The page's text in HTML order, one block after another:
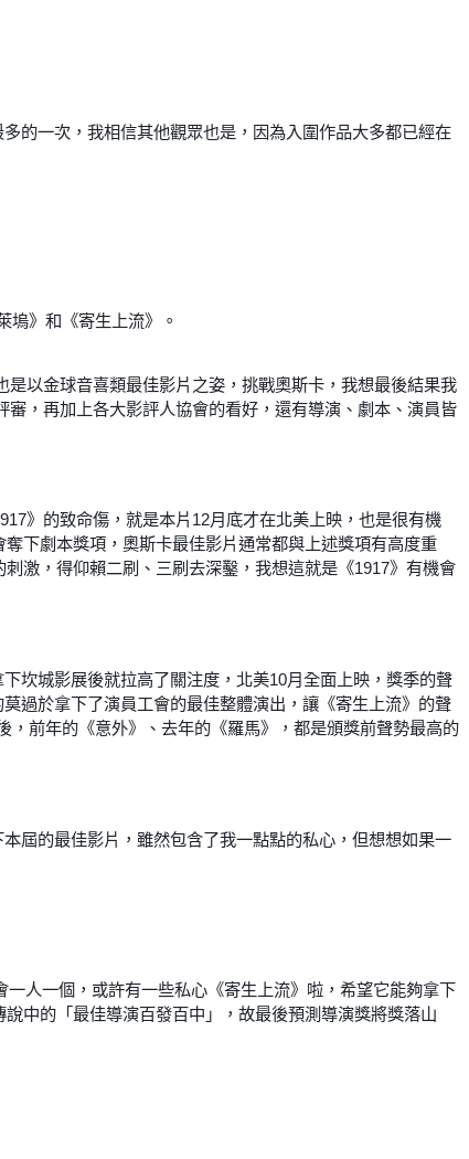
的一次，我相信其他觀眾也是，因為入圍作品大多都已經在
塢》和《寄生上流》。
以金球音喜類最佳影片之姿，挑戰奧斯卡，我想最後結果我
，再加上各大影評人協會的看好，還有導演、劇本、演員皆
》的致命傷，就是本片12月底才在北美上映，也是很有機
下劇本獎項，奧斯卡最佳影片通常都與上述獎項有高度重
激，得仰賴二刷、三刷去深鑿，我想這就是《1917》有機會
坎城影展後就拉高了關注度，北美10月全面上映，獎季的聲
過於拿下了演員工會的最佳整體演出，讓《寄生上流》的聲
前年的《意外》、去年的《羅馬》，都是頒獎前聲勢最高的
屆的最佳影片，雖然包含了我一點點的私心，但想想如果一
人一個，或許有一些私心《寄生上流》啦，希望它能夠拿下
中的「最佳導演百發百中」，故最後預測導演獎將獎落山